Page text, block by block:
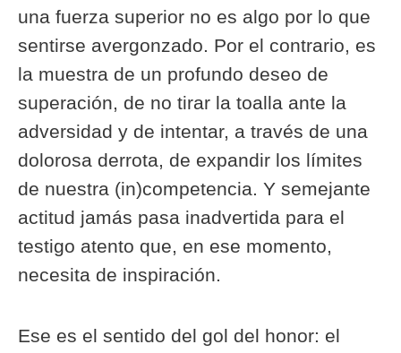
una fuerza superior no es algo por lo que
sentirse avergonzado. Por el contrario, es
la muestra de un profundo deseo de
superación, de no tirar la toalla ante la
adversidad y de intentar, a través de una
dolorosa derrota, de expandir los límites
de nuestra (in)competencia. Y semejante
actitud jamás pasa inadvertida para el
testigo atento que, en ese momento,
necesita de inspiración.
Ese es el sentido del gol del honor: el